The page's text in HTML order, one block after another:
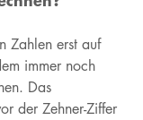
Zahlen erst auf
immer noch
Das
der Zehner-Ziffer